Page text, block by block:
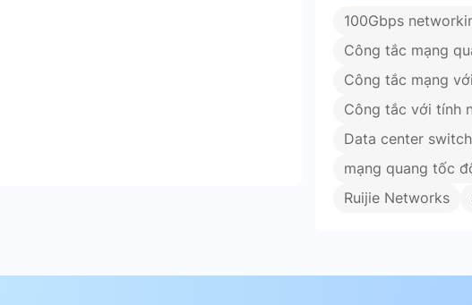
100Gbps
Công tắc mạng
Công tắc mạng
Công tắc với tính
Data center switch
mạng quang tốc
Ruijie Networks